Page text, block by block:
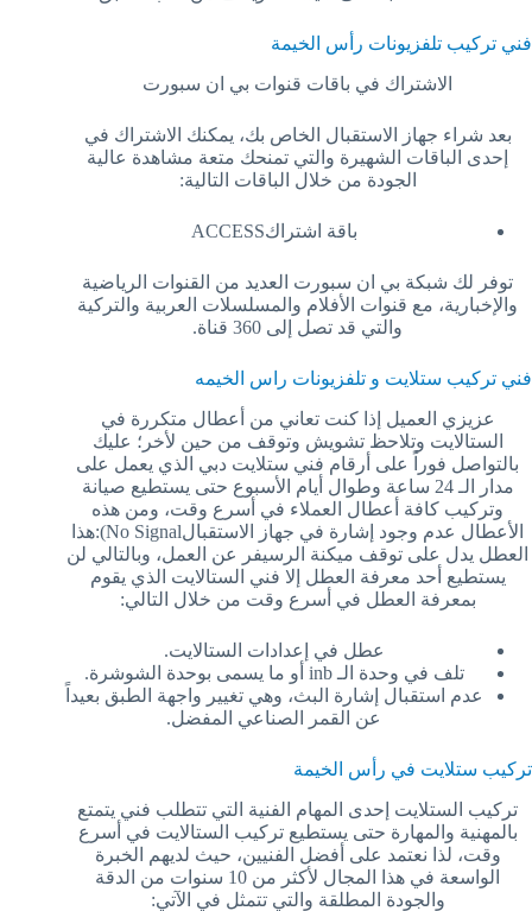
فني تركيب تلفزيونات رأس الخيمة
الاشتراك في باقات قنوات بي ان سبورت
بعد شراء جهاز الاستقبال الخاص بك، يمكنك الاشتراك في
إحدى الباقات الشهيرة والتي تمنحك متعة مشاهدة عالية
الجودة من خلال الباقات التالية:
باقة اشتراكACCESS
توفر لك شبكة بي ان سبورت العديد من القنوات الرياضية
والإخبارية، مع قنوات الأفلام والمسلسلات العربية والتركية
والتي قد تصل إلى 360 قناة.
فني تركيب ستلايت و تلفزيونات راس الخيمه
عزيزي العميل إذا كنت تعاني من أعطال متكررة في
الستالايت وتلاحظ تشويش وتوقف من حين لأخر؛ عليك
بالتواصل فوراً على أرقام فني ستلايت دبي الذي يعمل على
مدار الـ 24 ساعة وطوال أيام الأسبوع حتى يستطيع صيانة
وتركيب كافة أعطال العملاء في أسرع وقت، ومن هذه
الأعطال عدم وجود إشارة في جهاز الاستقبالNo Signal):هذا
العطل يدل على توقف ميكنة الرسيفر عن العمل، وبالتالي لن
يستطيع أحد معرفة العطل إلا فني الستالايت الذي يقوم
بمعرفة العطل في أسرع وقت من خلال التالي:
عطل في إعدادات الستالايت.
تلف في وحدة الـ inb أو ما يسمى بوحدة الشوشرة.
عدم استقبال إشارة البث، وهي تغيير واجهة الطبق بعيداً
عن القمر الصناعي المفضل.
تركيب ستلايت في رأس الخيمة
تركيب الستلايت إحدى المهام الفنية التي تتطلب فني يتمتع
بالمهنية والمهارة حتى يستطيع تركيب الستالايت في أسرع
وقت، لذا نعتمد على أفضل الفنيين، حيث لديهم الخبرة
الواسعة في هذا المجال لأكثر من 10 سنوات من الدقة
والجودة المطلقة والتي تتمثل في الآتي: